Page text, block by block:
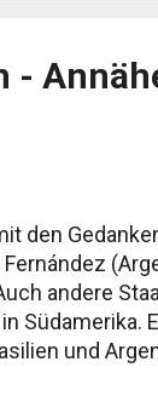
-
den
andere
und